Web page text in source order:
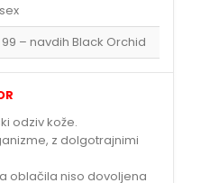
99 – navdih Black Orchid
odziv kože.
z dolgotrajnimi
oblačila niso dovoljena